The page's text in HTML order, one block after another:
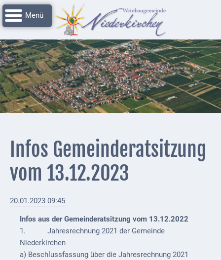
Navigation
überspringen
Startseite
Grussworte
Rathaus
Unser
Niederkirchen
Impressionen
Nachrichtenarchiv
Verbandsgemeinde
Deidesheim
Polizei +
Feuerwehrmeldungen
Externe
Behörden
Infos Gemeinderatsitzung
vom 13.12.2023
20.01.2023 09:45
Infos aus der Gemeinderatsitzung vom 13.12.2022
1. Jahresrechnung 2021 der Gemeinde
Niederkirchen
a) Beschlussfassung über die Jahresrechnung 2021